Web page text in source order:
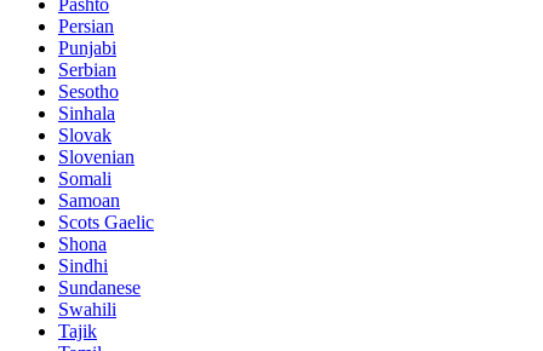
Pashto
Persian
Punjabi
Serbian
Sesotho
Sinhala
Slovak
Slovenian
Somali
Samoan
Scots Gaelic
Shona
Sindhi
Sundanese
Swahili
Tajik